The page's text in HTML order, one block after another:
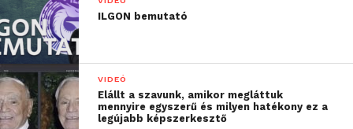
Csapat: Bárdkai László, Csiszár Gergő,
Szabó Balázs. Mentoruk: Hős-Nagy
Andrea.
ILGON bemutató
VIDEÓ
Elállt a szavunk, amikor megláttuk
mennyire egyszerű és milyen hatékony ez a
legújabb képszerkesztő